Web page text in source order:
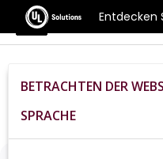
Entdecken
Benchmarks
Home De Hardware
LG+G+Pad+X+10.1+review
BETRACHTEN DER
SPRACHE